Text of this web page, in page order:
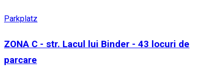
Parkplatz
ZONA C - str. Lacul lui Binder - 43 locuri de
parcare